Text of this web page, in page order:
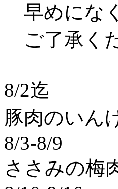
早めにな
ご了承く
8/2迄
豚肉のいん
8/3-8/9
ささみの梅